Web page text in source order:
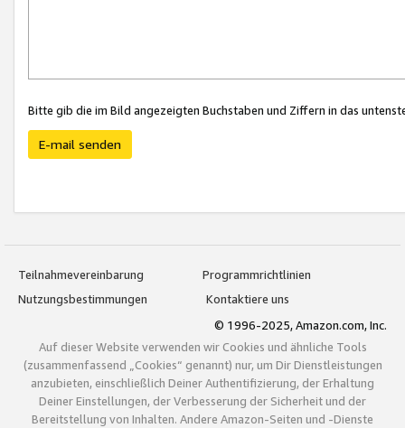
Bitte gib die im Bild angezeigten Buchstaben und Ziffern in das
E-mail senden
Teilnahmevereinbarung
Programmrichtlinien
Nutzungsbestimmungen
Kontaktiere uns
© 1996-2025, Amazon.com, Inc.
Auf dieser Website verwenden wir Cookies und ähnliche Tools
(zusammenfassend „Cookies“ genannt) nur, um Dir Dienstleistungen
anzubieten, einschließlich Deiner Authentifizierung, der Erhaltung
Deiner Einstellungen, der Verbesserung der Sicherheit und der
Bereitstellung von Inhalten. Andere Amazon-Seiten und -Dienste